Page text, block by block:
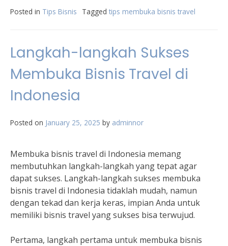
Posted in Tips Bisnis Tagged tips membuka bisnis travel
Langkah-langkah Sukses
Membuka Bisnis Travel di
Indonesia
Posted on January 25, 2025 by adminnor
Membuka bisnis travel di Indonesia memang
membutuhkan langkah-langkah yang tepat agar
dapat sukses. Langkah-langkah sukses membuka
bisnis travel di Indonesia tidaklah mudah, namun
dengan tekad dan kerja keras, impian Anda untuk
memiliki bisnis travel yang sukses bisa terwujud.
Pertama, langkah pertama untuk membuka bisnis